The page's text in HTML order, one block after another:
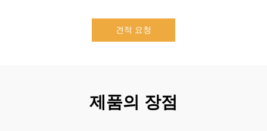
견적 요청
제품의 장점